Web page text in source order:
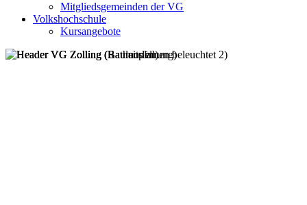
Mitgliedsgemeinden der VG
Volkshochschule
Kursangebote